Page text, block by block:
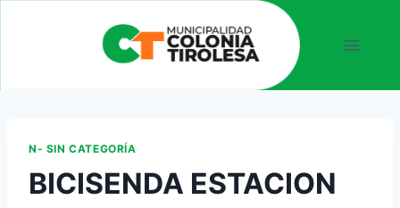
N- SIN CATEGORÍA
BICISENDA ESTACION